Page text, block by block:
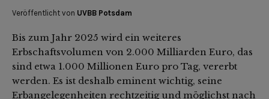
Veröffentlicht von UVBB Potsdam
Bis zum Jahr 2025 wird ein weiteres
Erbschaftsvolumen von 2.000 Milliarden Euro, das
sind etwa 1.000 Millionen Euro pro Tag, vererbt
werden. Es ist deshalb eminent wichtig, seine
Erbangelegenheiten rechtzeitig und möglichst nach